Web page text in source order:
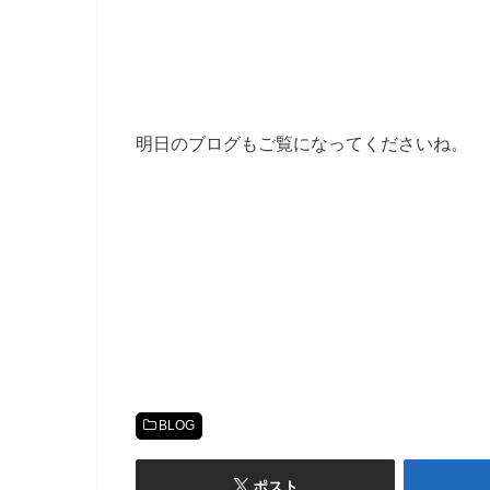
明日のブログもご覧になってくださいね。
BLOG